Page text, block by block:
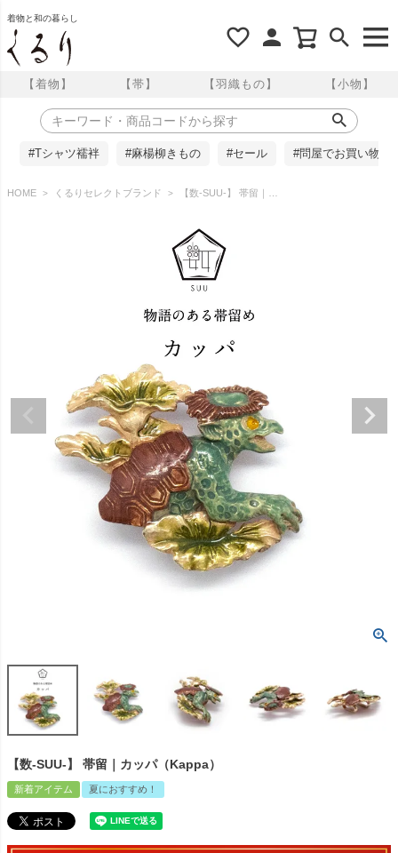
着物と和の暮らし
【着物】 【帯】 【羽織もの】 【小物】
#Tシャツ襦袢 #麻楊柳きもの #セール #問屋でお買い物
HOME くるりセレクトブランド 【数-SUU-】 帯留｜カッパ（Kappa）
【数-SUU-】 帯留｜カッパ（Kappa）
新着アイテム 夏におすすめ！